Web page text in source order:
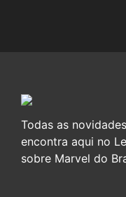
Todas as
encontra aqui no
sobre Marvel do